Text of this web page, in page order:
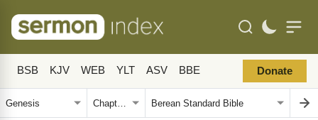
BSB KJV WEB YLT ASV BBE Donate